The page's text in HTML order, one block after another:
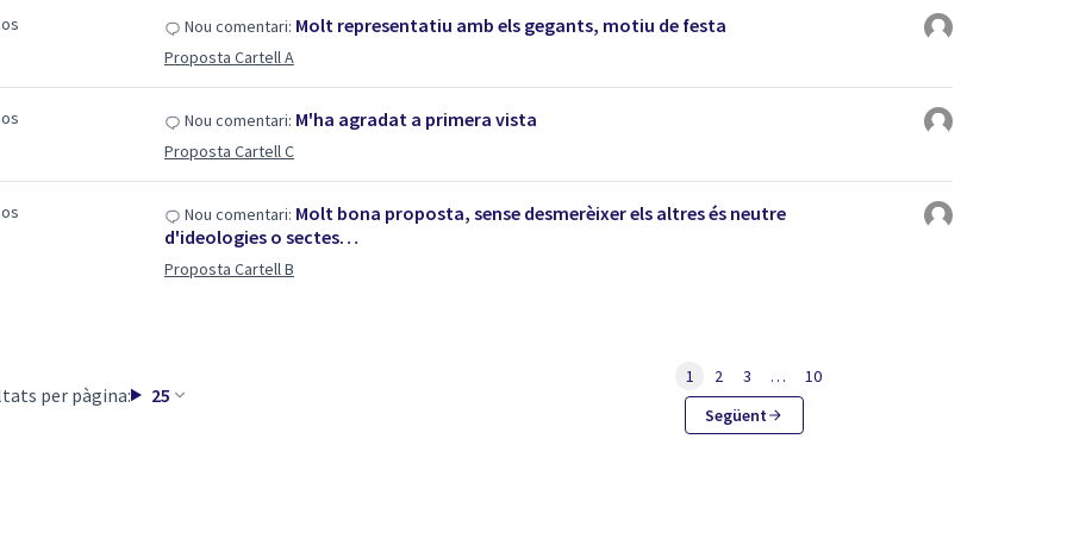
Nou comentari: Molt representatiu amb els gegants, motiu de festa
Proposta Cartell A
Nou comentari: M'ha agradat a primera vista
Proposta Cartell C
Nou comentari: Molt bona proposta, sense desmerèixer els altres és neutre
d'ideologies o sectes…
Proposta Cartell B
per pàgina: 25
1 2 3 …
10
Següent